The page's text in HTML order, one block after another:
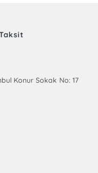
Konur Sokak No: 17